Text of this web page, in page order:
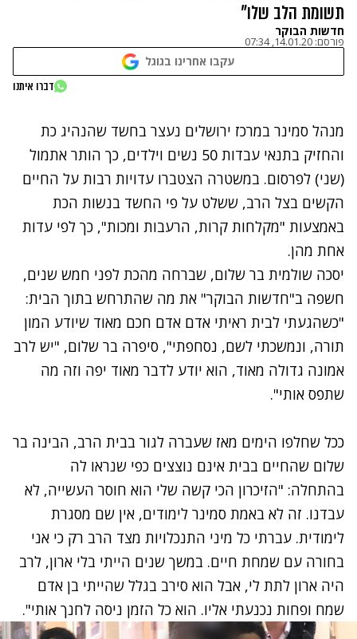
תשומת הלב שלו"
חדשות הבוקר
פורסם: 14.01.20, 07:34
עקבו אחרינו בגוגל
נתקלנו בבעיה
דברו איתנו
מנהל סמינר במרכז ירושלים נעצר בחשד שהנהיג כת
והחזיק בתנאי עבדות 50 נשים וילדים,
כך הותר אתמול
(שני) לפרסום. במשטרה הצטברו עדויות רבות על החיים
הקשים בצל הרב, ששלט על פי החשד בנשות הכת
באמצעות "מקלחות קרות, הרעבות ומכות", כך לפי עדות
אחת מהן.
יסכה שולמית בר שלום, שברחה מהכת לפני חמש שנים,
חשפה ב"חדשות הבוקר" את מה שהתרחש בתוך הבית:
"כשהגעתי לבית ראיתי אדם אדם חכם מאוד שיודע המון
תורה, ונמשכתי לשם, נסחפתי", סיפרה בר שלום, "יש לרב
אמונה גדולה מאוד, הוא יודע לדבר מאוד יפה וזה מה
שתפס אותי".
ככל שחלפו הימים מאז שעברה לגור בבית הרב, הבינה בר
שלום שהחיים בבית אינם נוצצים כפי שנראו לה
בהתחלה: "הזיכרון הכי קשה שלי הוא חוסר העשייה, לא
עבדנו. זה לא באמת סמינר לימודים, אין שם מסגרת
לימודית. עברתי כל מיני התנכלויות מצד הרב רק כי אני
בחורה עם שמחת חיים. במשך שנים הייתי בלי ארון, לרב
היה ארון לתת לי, אבל הוא סירב בגלל שהייתי בן אדם
שמח ופחות נכנעתי אליו. הוא כל הזמן ניסה לחנך אותי".